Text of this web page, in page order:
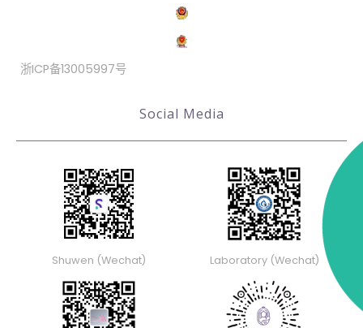
浙ICP备13005997号
Social Media
Shuwen (Wechat) Laboratory (Wechat)